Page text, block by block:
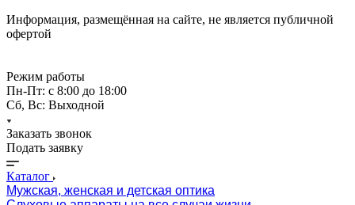
Информация, размещённая на сайте, не является публичной
офертой
Режим работы
Пн-Пт: с 8:00 до 18:00
Сб, Вс: Выходной
Заказать звонок
Подать заявку
Каталог
Мужская, женская и детская оптика